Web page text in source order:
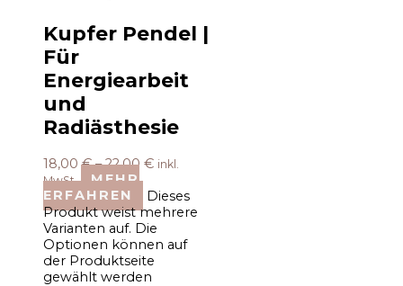
Kupfer Pendel |
Für
Energiearbeit
und
Radiästhesie
18,00€–22,00 € inkl.
MwSt.
MEHR
ERFAHREN
Dieses
Produkt weist mehrere
Varianten auf. Die
Optionen können auf
der Produktseite
gewählt werden